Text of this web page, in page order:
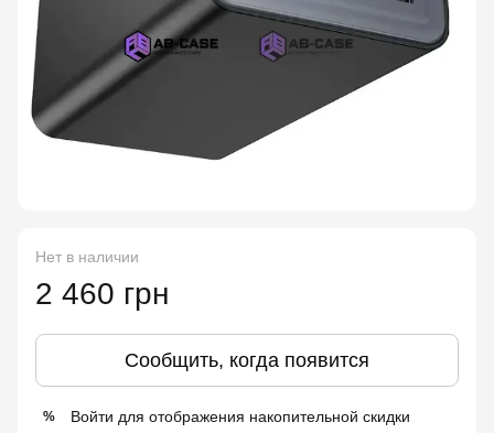
Нет в наличии
2 460 грн
Сообщить, когда появится
% Войти для отображения накопительной скидки